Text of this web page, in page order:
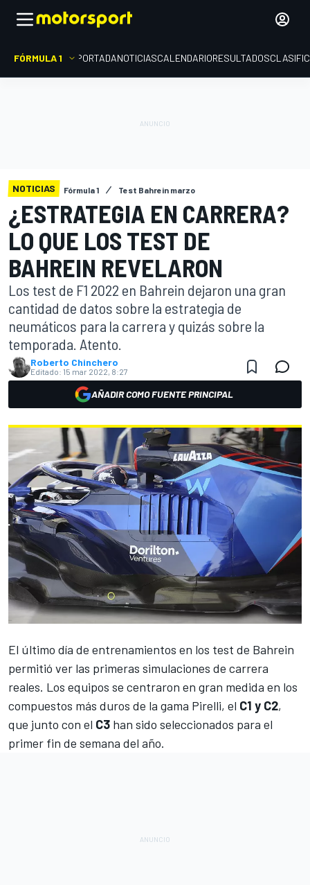
FÓRMULA 1 PORTADANOTICIASCALENDARIORESULTADOS
NOTICIAS Fórmula 1 Test Bahrein marzo
¿ESTRATEGIA EN CARRERA?
LO QUE LOS TEST DE
BAHREIN REVELARON
Los test de F1 2022 en Bahrein dejaron una gran
cantidad de datos sobre la estrategia de
neumáticos para la carrera y quizás sobre la
temporada. Atento.
Roberto Chinchero
Editado: 15 mar 2022, 8:27
AÑADIR COMO FUENTE PRINCIPAL
El último día de entrenamientos en los test de Bahrein
permitió ver las primeras simulaciones de carrera
reales. Los equipos se centraron en gran medida en los
compuestos más duros de la gama Pirelli, el C1 y C2,
que junto con el C3 han sido seleccionados para el
primer fin de semana del año.